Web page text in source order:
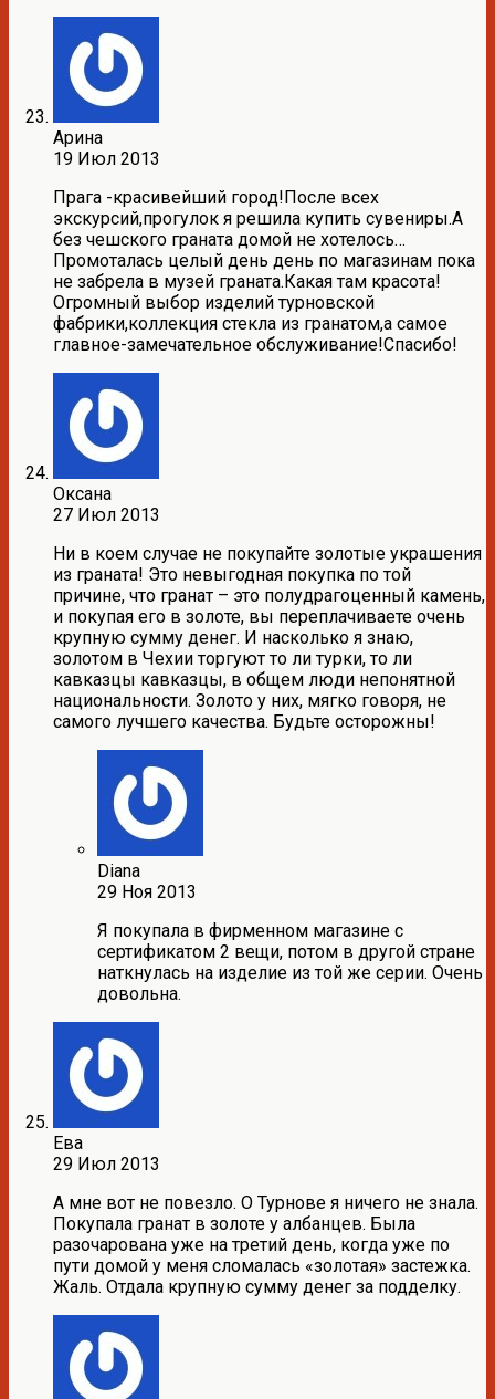
Арина
19 Июл 2013
Прага -красивейший город!После всех
экскурсий,прогулок я решила купить сувениры.А
без чешского граната домой не хотелось…
Промоталась целый день день по магазинам пока
не забрела в музей граната.Какая там красота!
Огромный выбор изделий турновской
фабрики,коллекция стекла из гранатом,а самое
главное-замечательное обслуживание!Спасибо!
Оксана
27 Июл 2013
Ни в коем случае не покупайте золотые украшения
из граната! Это невыгодная покупка по той
причине, что гранат – это полудрагоценный камень,
и покупая его в золоте, вы переплачиваете очень
крупную сумму денег. И насколько я знаю,
золотом в Чехии торгуют то ли турки, то ли
кавказцы кавказцы, в общем люди непонятной
национальности. Золото у них, мягко говоря, не
самого лучшего качества. Будьте осторожны!
Diana
29 Ноя 2013
Я покупала в фирменном магазине с
сертификатом 2 вещи, потом в другой стране
наткнулась на изделие из той же серии. Очень
довольна.
Ева
29 Июл 2013
А мне вот не повезло. О Турнове я ничего не знала.
Покупала гранат в золоте у албанцев. Была
разочарована уже на третий день, когда уже по
пути домой у меня сломалась «золотая» застежка.
Жаль. Отдала крупную сумму денег за подделку.